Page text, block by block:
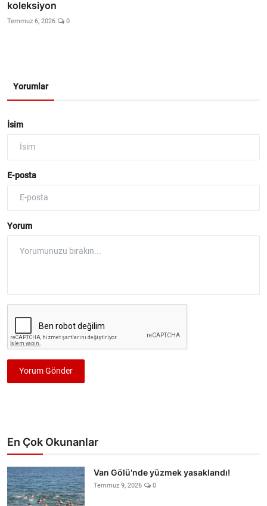
koleksiyon
Temmuz 6, 2026 0
Yorumlar
İsim
E-posta
Yorum
Yorum Gönder
En Çok Okunanlar
Van Gölü'nde yüzmek yasaklandı!
Temmuz 9, 2026 0